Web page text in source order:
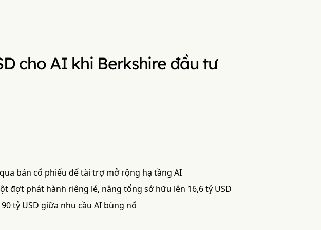
cho AI khi Berkshire đầu tư
bán cổ phiếu để tài trợ mở rộng hạ tầng AI
đợt phát hành riêng lẻ, nâng tổng sở hữu lên 16,6 tỷ USD
tỷ USD giữa nhu cầu AI bùng nổ